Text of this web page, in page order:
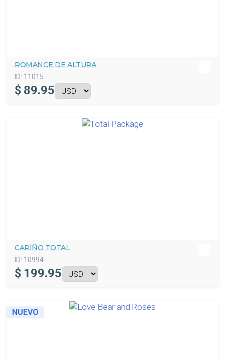
ROMANCE DE ALTURA
ID: 11015
$ 89.95
CARIÑO TOTAL
ID: 10994
$ 199.95
NUEVO